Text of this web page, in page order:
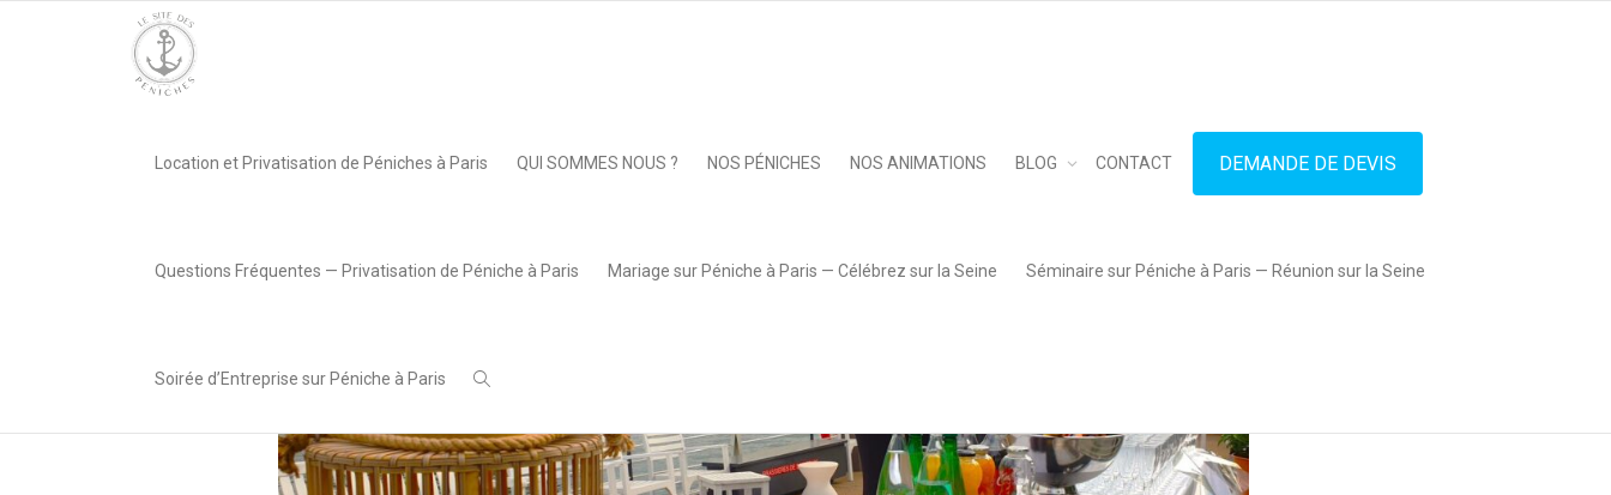
Location et Privatisation de Péniches à Paris QUI SOMMES NOUS ? NOS PÉNICHES NOS ANIMATIONS BLOG CONTACT DEMANDE DE DEVIS
Questions Fréquentes — Privatisation de Péniche à Paris Mariage sur Péniche à Paris — Célébrez sur la Seine Séminaire sur Péniche à Paris — Réunion sur la Seine
Soirée d’Entreprise sur Péniche à Paris
2024